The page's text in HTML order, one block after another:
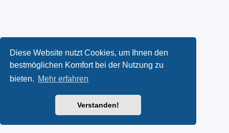
Diese Website nutzt Cookies, um Ihnen den
bestmöglichen Komfort bei der Nutzung zu
bieten. Mehr erfahren
Verstanden!